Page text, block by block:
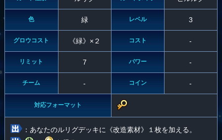
色 緑 レベル 3
グロウコスト 《緑》×２ コスト -
リミット 7 パワー -
チーム - コイン -
対応フォーマット
：あなたのルリグデッキに《改造素材》１枚を加える。